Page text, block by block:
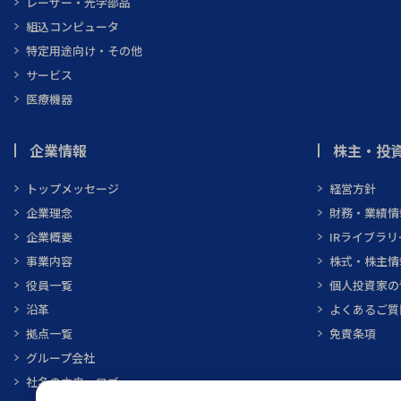
組込コンピュータ
特定用途向け・その他
サービス
医療機器
企業情報
トップメッセージ
企業理念
企業概要
事業内容
役員一覧
沿革
拠点一覧
グループ会社
社名の由来・ロゴ
株主・投
経営方針
財務・業績
IRライブラ
株式・株主
個人投資家
よくあるご
免責条項